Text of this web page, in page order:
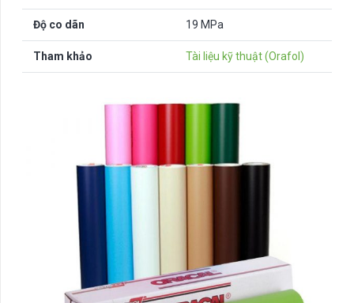
Độ co dãn 19 MPa
Tham khảo Tài liệu kỹ thuật (Orafol)